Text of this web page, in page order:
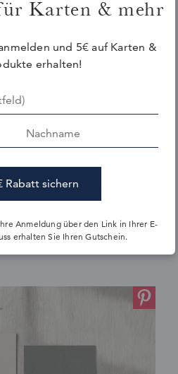
TIPP
ein stimmiger
ihr eine große Auswahl an
abstimmen
Kollektion.
Karten & mehr
und 5€ auf Karten &
erhalten!
Anmeldung über den Link in Ihrer E-
erhalten Sie Ihren Gutschein.